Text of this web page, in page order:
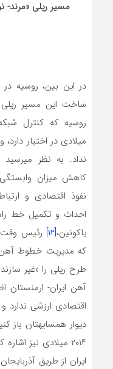
مسیر ریلی «مرند-
در این بین، روسیه
ساخت این مسیر
میلادی در اختیار
نداد. به نظر
کاهش میزان
نفوذ اقتصادی و
احداث و تکمیل خط راه
یاکونین،[۱۲]
رئیس وقت
که مدیریت خطوط آهن
طرح ریلی را «غیر
آهن ایران-
اقتصادی ارزشی ندارد
دیوار همسایه­تان باز
۲۰۱۴ میلادی نیز
ایران از طریق